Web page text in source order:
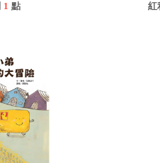
1 點
紅